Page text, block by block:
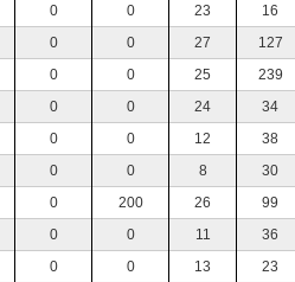
0 0 23 16
0 0 27 127
0 0 25 239
0 0 24 34
0 0 12 38
0 0 8 30
0 200 26 99
0 0 11 36
0 0 13 23